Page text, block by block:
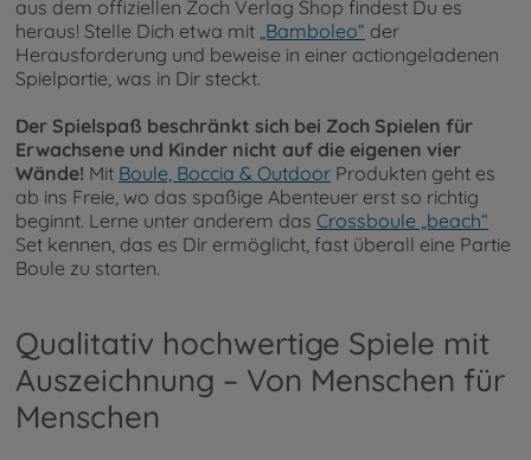
aus dem offiziellen Zoch Verlag Shop findest Du es
heraus! Stelle Dich etwa mit „Bamboleo“ der
Herausforderung und beweise in einer actiongeladenen
Spielpartie, was in Dir steckt.
Der Spielspaß beschränkt sich bei Zoch Spielen für
Erwachsene und Kinder nicht auf die eigenen vier
Wände! Mit Boule, Boccia & Outdoor Produkten geht es
ab ins Freie, wo das spaßige Abenteuer erst so richtig
beginnt. Lerne unter anderem das Crossboule „beach“
Set kennen, das es Dir ermöglicht, fast überall eine Partie
Boule zu starten.
Qualitativ hochwertige Spiele mit
Auszeichnung – Von Menschen für
Menschen